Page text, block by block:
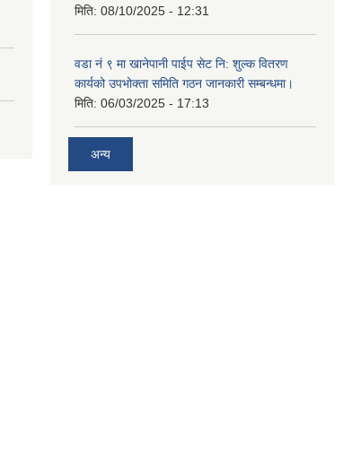
मिति: 08/10/2025 - 12:31
वडा नं ९ मा खानेपानी पाईप सेट नि: शुल्क वितरण
कार्यको उपभोक्ता समिति गठन जानकारी सम्बन्धमा।
मिति: 06/03/2025 - 17:13
अन्य